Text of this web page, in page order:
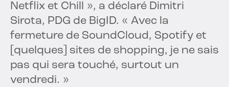
Netflix et Chill », a déclaré Dimitri
Sirota, PDG de BigID. « Avec la
fermeture de SoundCloud, Spotify et
[quelques] sites de shopping, je ne sais
pas qui sera touché, surtout un
vendredi. »